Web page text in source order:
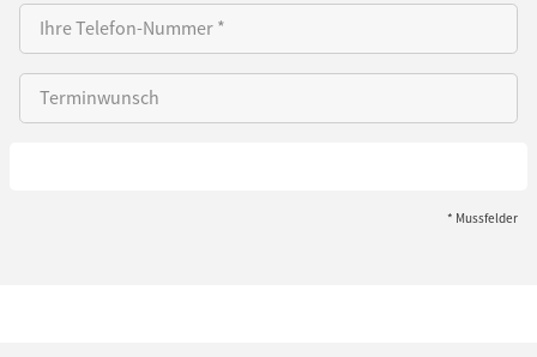
* Mussfelder